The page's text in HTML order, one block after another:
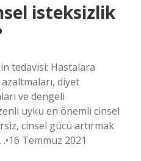
isteksizlik
tedavisi: Hastalara
diyet
ve dengeli
uyku en önemli cinsel
cinsel gücü artırmak
Temmuz 2021